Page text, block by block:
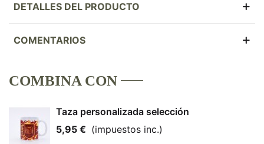
DETALLES DEL PRODUCTO
COMENTARIOS
COMBINA CON
Taza personalizada selección
5,95 € (impuestos inc.)